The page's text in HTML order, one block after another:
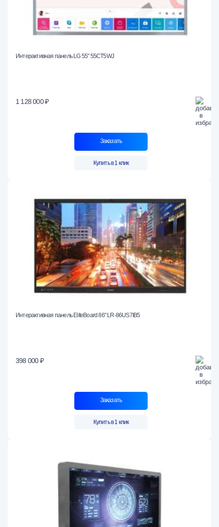
Интерактивная панель LG 55" 55CT5WJ
1 128 000 ₽
Заказать
Купить в 1 клик
Интерактивная панель EliteBoard 86" LR-86US7IB5
398 000 ₽
Заказать
Купить в 1 клик